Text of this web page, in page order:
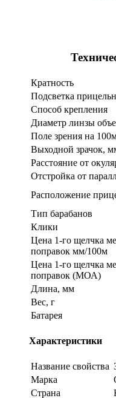
Кратность
Подсветка
Способ крепления
Диаметр линзы
Поле зрения на
Выходной зрачок,
Расстояние от
Отстройка от
Расположение
Тип барабанов
Клики
Цена 1-го щелчка
поправок мм/100м
Цена 1-го щелчка
поправок (МОА)
Длина, мм
Вес, г
Батарея
Характеристики
Название свойства
Марка
Страна